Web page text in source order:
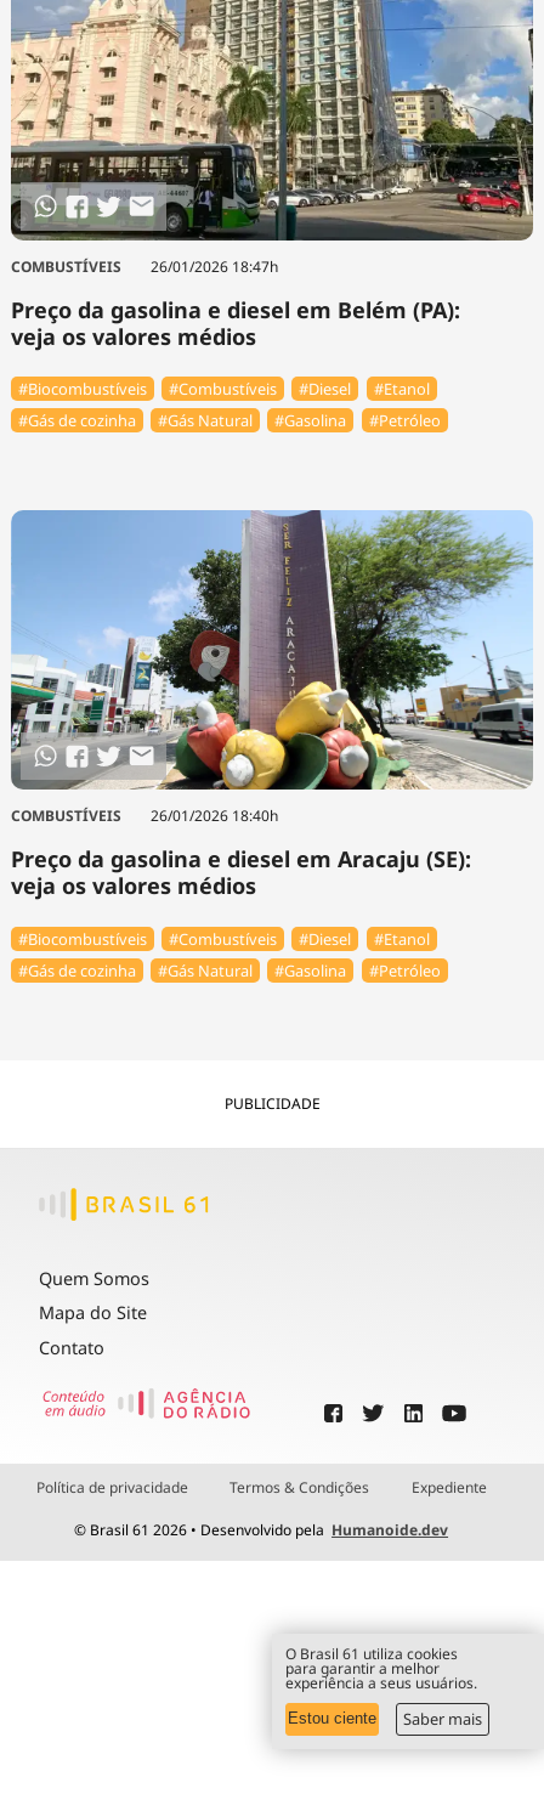
COMBUSTÍVEIS 26/01/2026 18:47h
Preço da gasolina e diesel em Belém (PA):
veja os valores médios
#Biocombustíveis #Combustíveis #Diesel
#Etanol
#Gás de cozinha
#Gás Natural #Gasolina #Petróleo
COMBUSTÍVEIS 26/01/2026 18:40h
Preço da gasolina e diesel em Aracaju (SE):
veja os valores médios
#Biocombustíveis #Combustíveis #Diesel
#Etanol
#Gás de cozinha
#Gás Natural #Gasolina #Petróleo
PUBLICIDADE
Quem Somos
Mapa do Site
Contato
Política de privacidade Termos & Condições Expediente
© Brasil 61 2026 • Desenvolvido pela Humanoide.dev
O Brasil 61 utiliza cookies
para garantir a melhor
experiência a seus usuários.
Estou ciente Saber mais